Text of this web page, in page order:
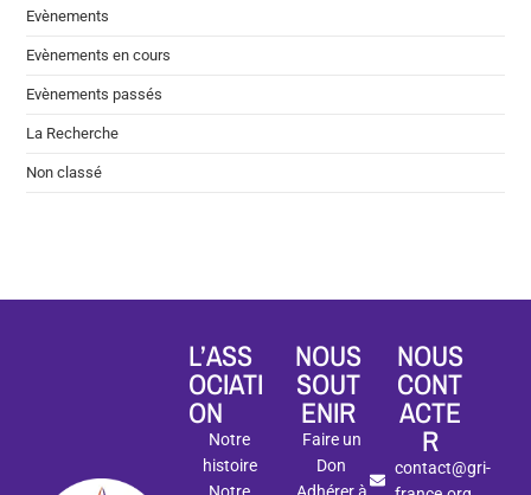
Evènements
Evènements en cours
Evènements passés
La Recherche
Non classé
L’ASS
OCIATI
ON
Notre
histoire
NOUS
SOUT
ENIR
Faire un
Don
NOUS
CONT
ACTE
R
contact@gri-